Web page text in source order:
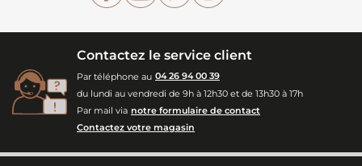
Contactez le service client
Par téléphone au 04 26 94 00 39
du lundi au vendredi de 9h à 12h30 et de 13h30 à 17h
Par mail via notre formulaire de contact
Contactez votre magasin